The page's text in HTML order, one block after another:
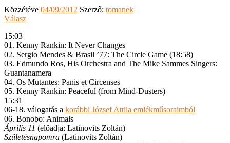
Közzétéve 04/09/2012 Szerző: tomanek
Válasz
15:03
01. Kenny Rankin: It Never Changes
02. Sergio Mendes & Brasil ’77: The Circle Game (18:58)
03. Edmundo Ros, His Orchestra and The Mike Sammes Singers:
Guantanamera
04. Os Mutantes: Panis et Circenses
05. Kenny Rankin: Peaceful (from Mind-Dusters)
15:31
06-18. válogatás a korábbi József Attila emlékműsoraimból
06. Bonobo: Animals
Április 11 (előadja: Latinovits Zoltán)
Születésnapomra (Latinovits Zoltán)